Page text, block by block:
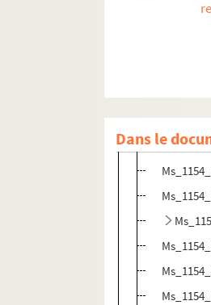
Dans le
Ms_1154_7.
Ms_1154_8.
Ms_1154_9.